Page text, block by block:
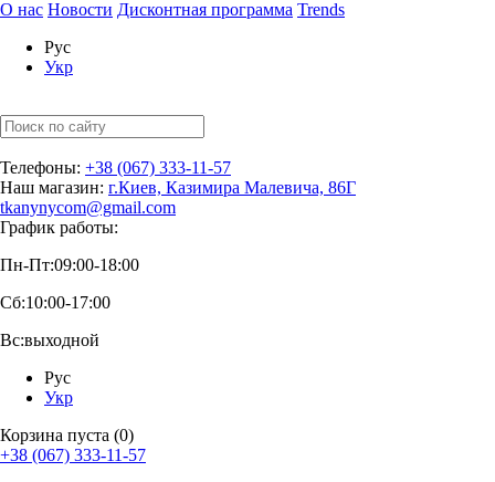
О нас Новости Дисконтная программа Trends
Рус
Укр
Телефоны: +38 (067) 333-11-57
Наш магазин: г.Киев, Казимира Малевича, 86Г
tkanynycom@gmail.com
График работы:
Пн-Пт:09:00-18:00
Сб:10:00-17:00
Вс:выходной
Рус
Укр
Корзина пуста (0)
+38 (067) 333-11-57